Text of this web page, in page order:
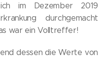
im Dezember 2019
durchgemacht
war ein Volltreffer!
dessen die Werte von